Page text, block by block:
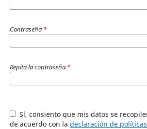
Contraseña *
Repita la contraseña *
Sí, consiento que mis datos se recopilen y se almacenen
de acuerdo con la declaración de políticas